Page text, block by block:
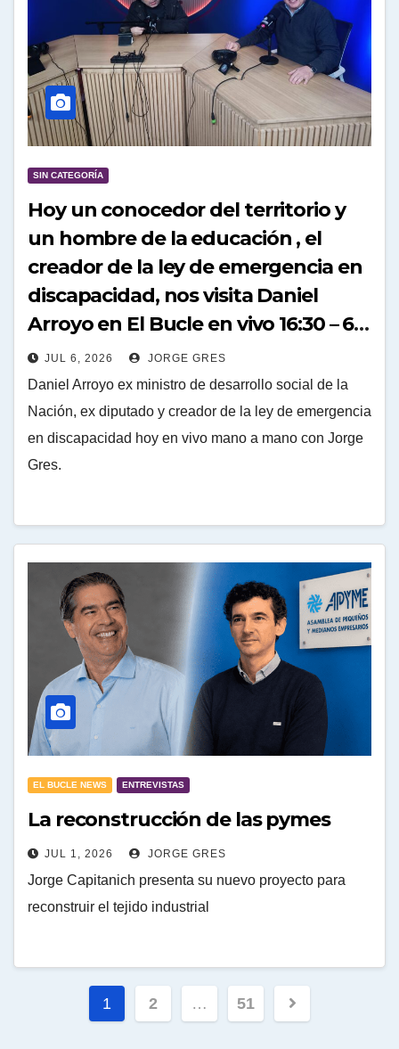
SIN CATEGORÍA
Hoy un conocedor del territorio y
un hombre de la educación , el
creador de la ley de emergencia en
discapacidad, nos visita Daniel
Arroyo en El Bucle en vivo 16:30 – 6
de julio de 2026
JUL 6, 2026 JORGE GRES
Daniel Arroyo ex ministro de desarrollo social de la
Nación, ex diputado y creador de la ley de emergencia
en discapacidad hoy en vivo mano a mano con Jorge
Gres.
EL BUCLE NEWS ENTREVISTAS
La reconstrucción de las pymes
JUL 1, 2026 JORGE GRES
Jorge Capitanich presenta su nuevo proyecto para
reconstruir el tejido industrial
Paginación
1 2 … 51